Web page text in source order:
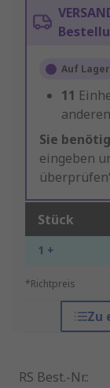
Auf Lager
11
Sie
eingeben
Stück
1 +
*Richtpreis
Zu
RS Best.-Nr.: